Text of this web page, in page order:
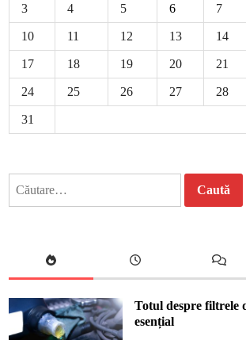
3 4 5 6 7
10 11 12 13 14
17 18 19 20 21
24 25 26 27 28
31
Totul despre filtrele
esențial